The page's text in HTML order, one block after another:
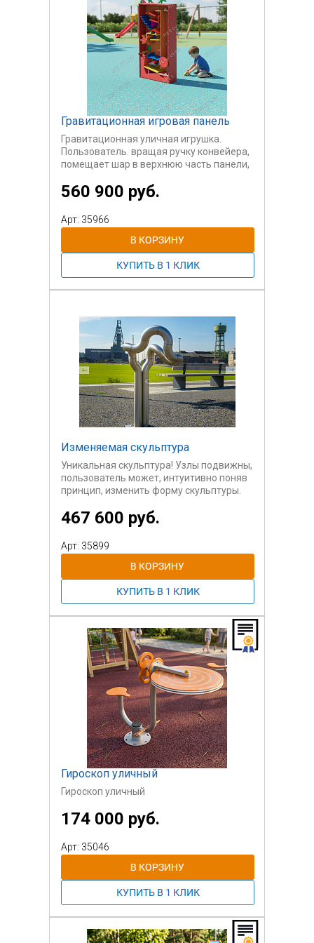
Гравитационная игровая панель
Гравитационная уличная игрушка.
Пользователь. вращая ручку конвейера,
помещает шар в верхнюю часть панели,
состоящей из сложных препятствий, в
нижнюю часть игровой панели для того,
чтобы снова встать на конвейера.
Производим на заказ. Габариты,
препятствия, количество трасс -
согласовывается с заказчиком.
Очень необычное уличное игровое
что кроме игрока вокруг собирается
много зрителей и комментаторов.
560 900 руб.
Арт: 35966
Изменяемая скульптура
Уникальная скульптура! Узлы подвижны,
пользователь может, интуитивно поняв
принцип, изменить форму скульптуры.
спортивных площадок, научных парков,
учит пониманию соединения узлов
машин.
Возраст пользователей - от 18 лет.
Оборудование является тренажером,
развивает пространственное мышление,
способствует разработке кистей рук.
467 600 руб.
Арт: 35899
Гироскоп уличный
Гироскоп уличный
174 000 руб.
Арт: 35046